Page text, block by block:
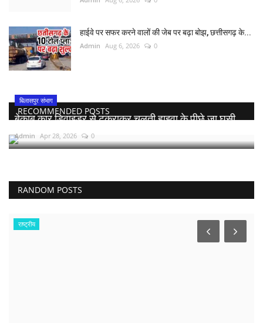
हाईवे पर सफर करने वालों की जेब पर बढ़ा बोझ, छत्तीसगढ़ के...
Admin Aug 6, 2026 0
RECOMMENDED POSTS
बिलासपुर संभाग
बेकाबू कार डिवाइडर से टकराकर चलती हाइवा के पीछे जा घुसी,...
Admin Apr 28, 2026 0
RANDOM POSTS
राष्ट्रीय